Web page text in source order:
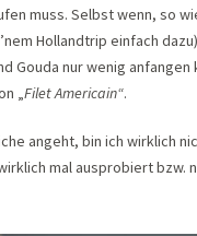
muss. Selbst wenn, so
Hollandtrip einfach
Gouda nur wenig
„Filet Americain“.
angeht, bin ich wirklich
mal ausprobiert bzw.